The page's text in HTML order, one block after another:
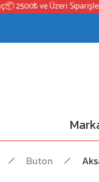
2500₺ ve Üzeri
Buton